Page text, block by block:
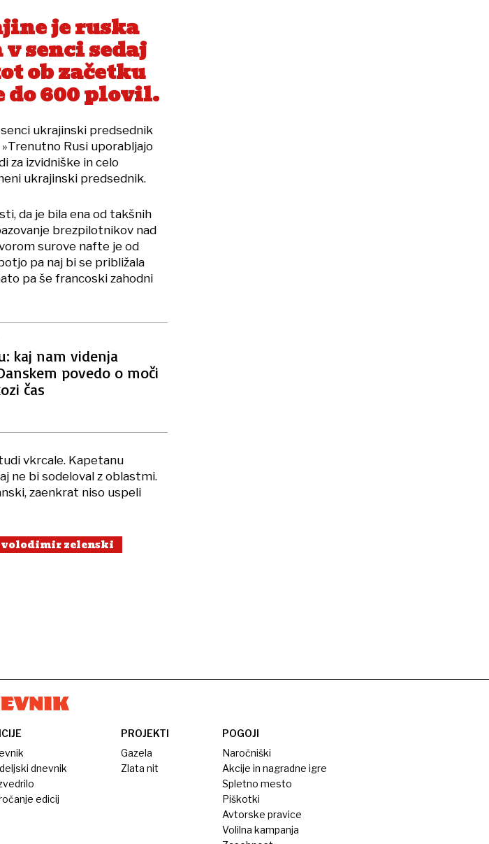
je ruska
senci sedaj
ob začetku
do 600 plovil.
ukrajinski predsednik
Rusi uporabljajo
za izvidniške in celo
ukrajinski predsednik.
da je bila ena od takšnih
brezpilotnikov nad
surove nafte je od
pa naj bi se približala
pa še francoski zahodni
kaj nam videnja
povedo o moči
čas
vkrcale. Kapetanu
ne bi sodeloval z oblastmi.
zaenkrat niso uspeli
volodimir zelenski
dnevnik
edicij
PROJEKTI
Gazela
Zlata nit
POGOJI
Naročniški
Akcije in nagradne igre
Spletno mesto
Piškotki
Avtorske pravice
Volilna kampanja